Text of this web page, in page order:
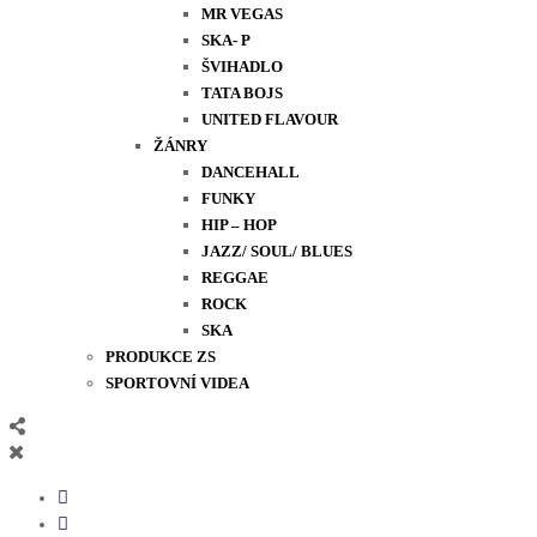
MR VEGAS
SKA- P
ŠVIHADLO
TATA BOJS
UNITED FLAVOUR
ŽÁNRY
DANCEHALL
FUNKY
HIP – HOP
JAZZ/ SOUL/ BLUES
REGGAE
ROCK
SKA
PRODUKCE ZS
SPORTOVNÍ VIDEA